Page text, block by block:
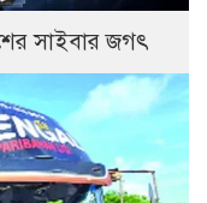
সাইবার জগৎ